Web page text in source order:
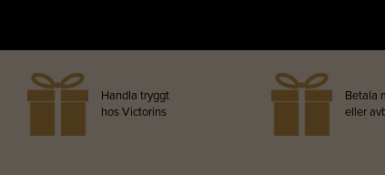
Handla tryggt
hos Victorins
Betala
eller